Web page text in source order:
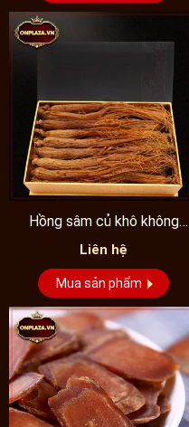
Hồng sâm củ khô không
đường hảo hạng
Liên hệ
Mua sản phẩm